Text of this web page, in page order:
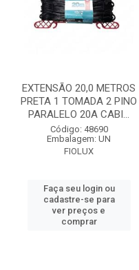
EXTENSÃO 20,0 METROS
PRETA 1 TOMADA 2 PINO
PARALELO 20A CABI...
Código: 48690
Embalagem: UN
FIOLUX
Faça seu login ou
cadastre-se para
ver preços e
comprar